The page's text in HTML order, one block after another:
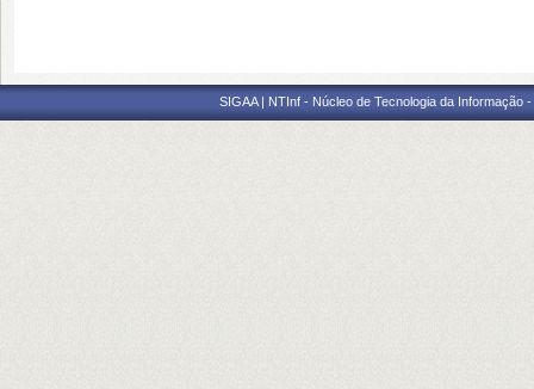
SIGAA | NTInf - Núcleo de Tecnologia da